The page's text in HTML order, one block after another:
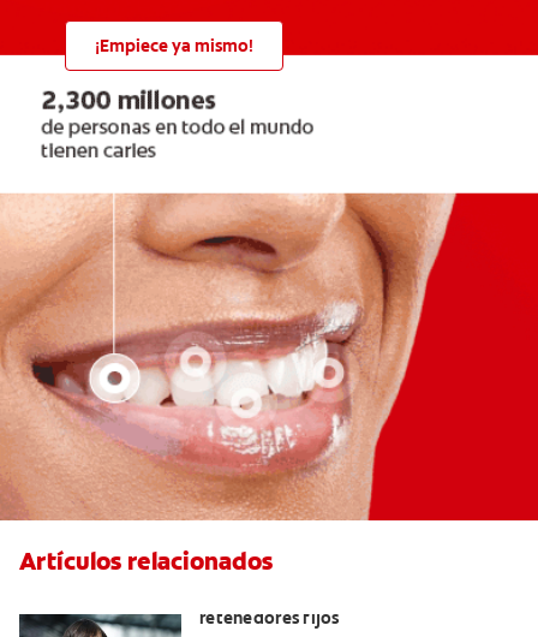
¡Empiece ya mismo!
Artículos relacionados
retenedores fijos